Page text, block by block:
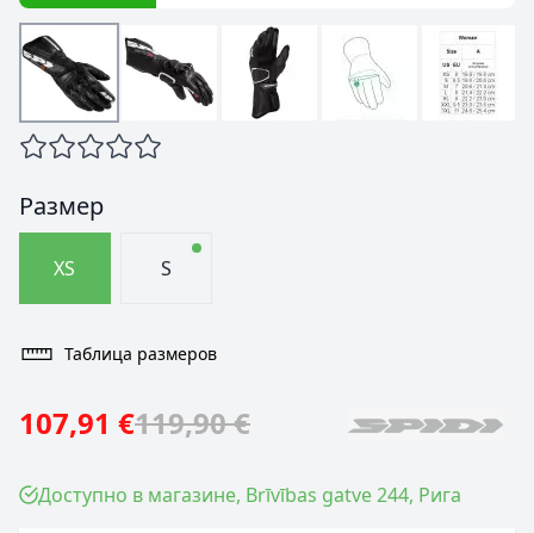
Размер
XS S
Таблица размеров
107,91 €119,90 €
Доступно в магазине, Brīvības gatve 244, Рига